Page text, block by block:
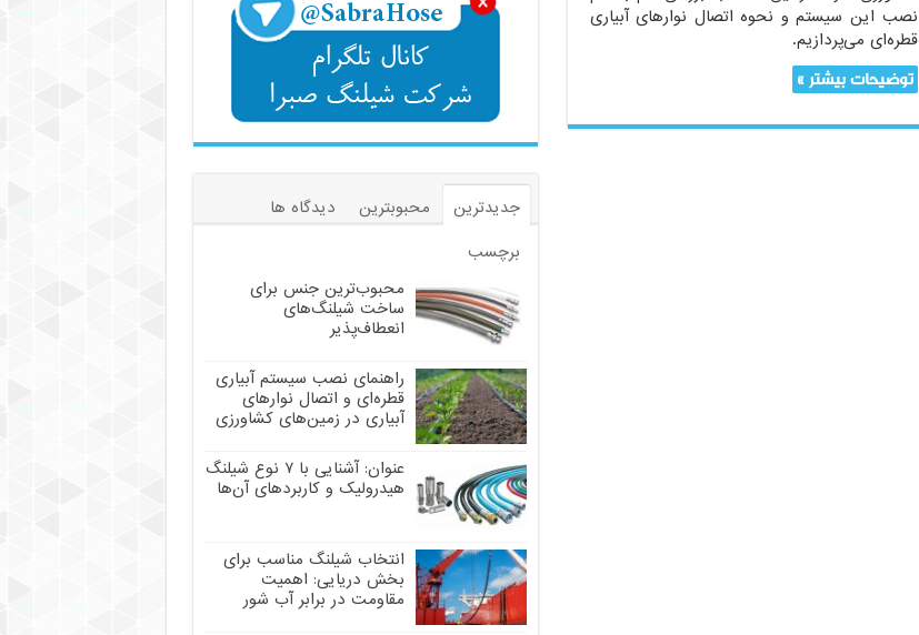
نصب این سیستم و نحوه اتصال نوارهای آبیاری
قطره‌ای می‌پردازیم.
توضیحات بیشتر »
جدیدترین محبوبترین
دیدگاه ها
برچسب
محبوب‌ترین جنس برای
ساخت شیلنگ‌های
انعطاف‌پذیر
راهنمای نصب سیستم آبیاری
قطره‌ای و اتصال نوارهای
آبیاری در زمین‌های کشاورزی
عنوان: آشنایی با ۷ نوع شیلنگ
هیدرولیک و کاربردهای آن‌ها
انتخاب شیلنگ مناسب برای
بخش دریایی: اهمیت
مقاومت در برابر آب شور